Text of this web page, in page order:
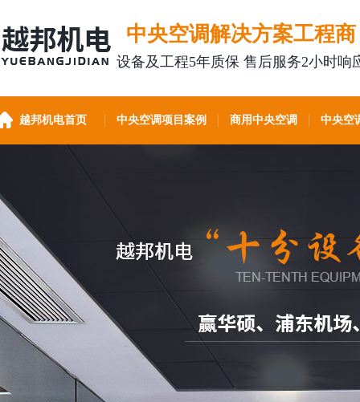
中央空调解决方案工程商
设备及工程5年质保 售后服务2小时响
越邦机电首页 中央空调项目案例 商用中央空调 中央空